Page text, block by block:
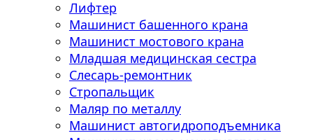
Лифтер
Машинист башенного крана
Машинист мостового крана
Младшая медицинская сестра
Слесарь-ремонтник
Стропальщик
Маляр по металлу
Машинист автогидроподъемника